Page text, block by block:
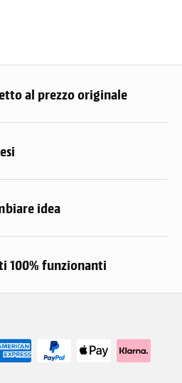
al prezzo originale
idea
100% funzionanti